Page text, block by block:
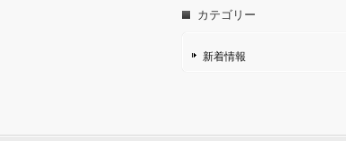
カテゴリー
新着情報